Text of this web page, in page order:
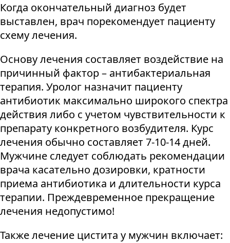
Когда окончательный диагноз будет
выставлен, врач порекомендует пациенту
схему лечения.
Основу лечения составляет воздействие на
причинный фактор – антибактериальная
терапия. Уролог назначит пациенту
антибиотик максимально широкого спектра
действия либо с учетом чувствительности к
препарату конкретного возбудителя. Курс
лечения обычно составляет 7-10-14 дней.
Мужчине следует соблюдать рекомендации
врача касательно дозировки, кратности
приема антибиотика и длительности курса
терапии. Преждевременное прекращение
лечения недопустимо!
Также лечение цистита у мужчин включает: